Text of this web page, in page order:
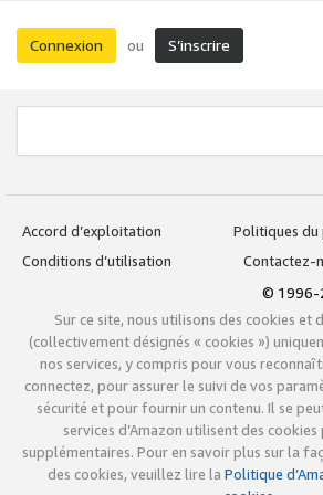
Connexion ou S’inscrire
Accord d’exploitation
Politiques du
Conditions d’utilisation
Contactez-
© 1996-
Sur ce site, nous utilisons des cookies et
(collectivement désignés « cookies »)
nos services, y compris pour vous
connectez, pour assurer le suivi de vos
sécurité et pour fournir un contenu. Il se
services d’Amazon utilisent des
supplémentaires. Pour en savoir plus sur la
des cookies, veuillez lire la Politique